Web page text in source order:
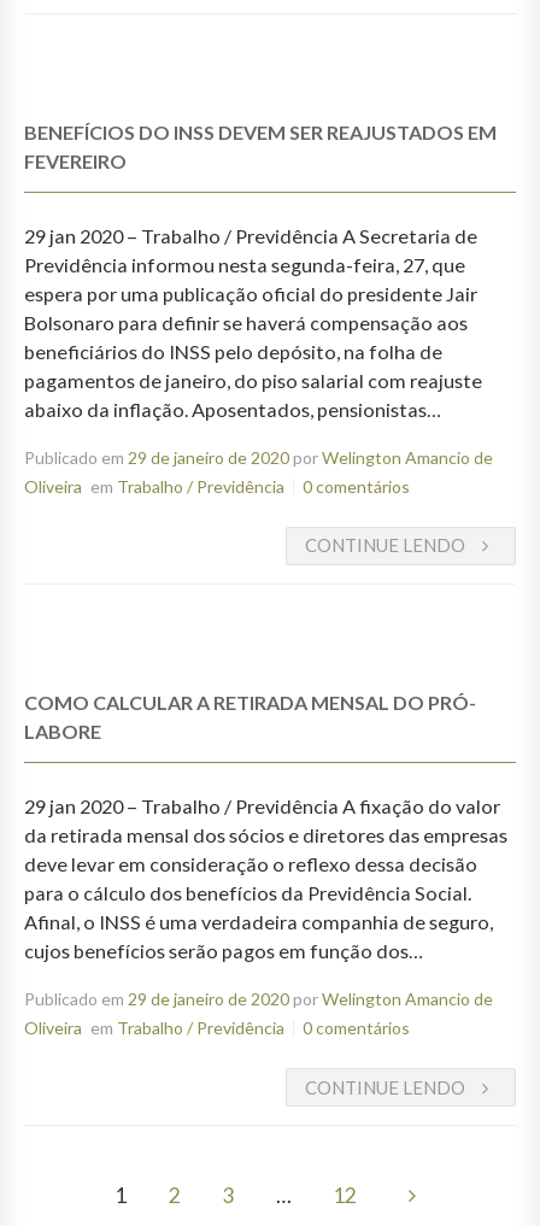
BENEFÍCIOS DO INSS DEVEM SER REAJUSTADOS EM
FEVEREIRO
29 jan 2020 – Trabalho / Previdência A Secretaria de
Previdência informou nesta segunda-feira, 27, que
espera por uma publicação oficial do presidente Jair
Bolsonaro para definir se haverá compensação aos
beneficiários do INSS pelo depósito, na folha de
pagamentos de janeiro, do piso salarial com reajuste
abaixo da inflação. Aposentados, pensionistas…
Publicado em 29 de janeiro de 2020porWelington Amancio de
Oliveira em Trabalho / Previdência 0 comentários
CONTINUE LENDO
COMO CALCULAR A RETIRADA MENSAL DO PRÓ-
LABORE
29 jan 2020 – Trabalho / Previdência A fixação do valor
da retirada mensal dos sócios e diretores das empresas
deve levar em consideração o reflexo dessa decisão
para o cálculo dos benefícios da Previdência Social.
Afinal, o INSS é uma verdadeira companhia de seguro,
cujos benefícios serão pagos em função dos…
Publicado em 29 de janeiro de 2020porWelington Amancio de
Oliveira em Trabalho / Previdência 0 comentários
CONTINUE LENDO
1 2 3 … 12